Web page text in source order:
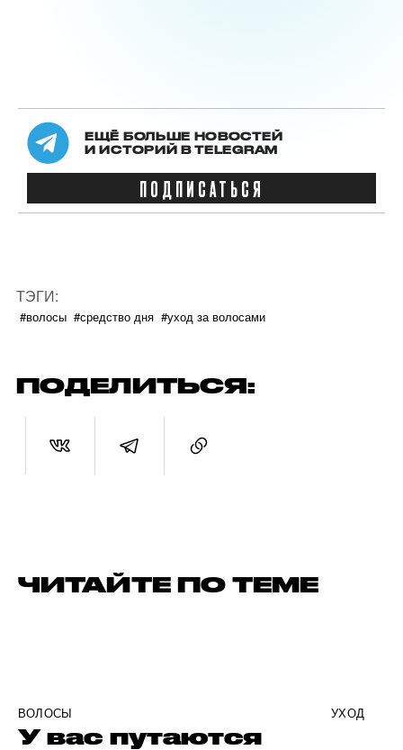
ЕЩЁ БОЛЬШЕ НОВОСТЕЙ
И ИСТОРИЙ В TELEGRAM
ПОДПИСАТЬСЯ
ТЭГИ:
#волосы #средство дня #уход за волосами
ПОДЕЛИТЬСЯ:
ЧИТАЙТЕ ПО ТЕМЕ
ВОЛОСЫ УХОД
У вас путаются